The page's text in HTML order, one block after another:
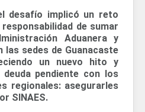
desafío implicó un reto
de sumar
Aduanera y
las sedes de Guanacaste
un nuevo hito y
pendiente con los
regionales: asegurarles
SINAES.